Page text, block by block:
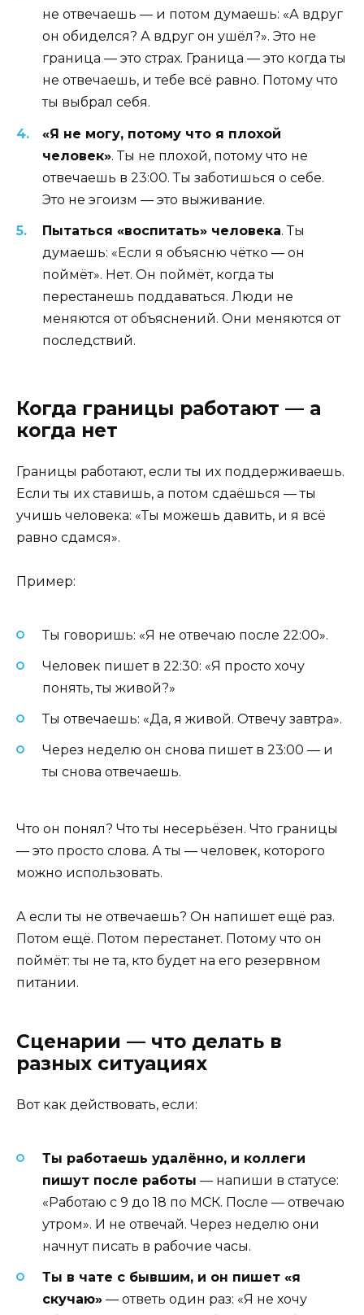
не отвечаешь — и потом думаешь: «А вдруг
он обиделся? А вдруг он ушёл?». Это не
граница — это страх. Граница — это когда ты
не отвечаешь, и тебе всё равно. Потому что
ты выбрал себя.
«Я не могу, потому что я плохой
человек». Ты не плохой, потому что не
отвечаешь в 23:00. Ты заботишься о себе.
Это не эгоизм — это выживание.
Пытаться «воспитать» человека. Ты
думаешь: «Если я объясню чётко — он
поймёт». Нет. Он поймёт, когда ты
перестанешь поддаваться. Люди не
меняются от объяснений. Они меняются от
последствий.
Когда границы работают — а
когда нет
Границы работают, если ты их поддерживаешь.
Если ты их ставишь, а потом сдаёшься — ты
учишь человека: «Ты можешь давить, и я всё
равно сдамся».
Пример:
Ты говоришь: «Я не отвечаю после 22:00».
Человек пишет в 22:30: «Я просто хочу
понять, ты живой?»
Ты отвечаешь: «Да, я живой. Отвечу завтра».
Через неделю он снова пишет в 23:00 — и
ты снова отвечаешь.
Что он понял? Что ты несерьёзен. Что границы
— это просто слова. А ты — человек, которого
можно использовать.
А если ты не отвечаешь? Он напишет ещё раз.
Потом ещё. Потом перестанет. Потому что он
поймёт: ты не та, кто будет на его резервном
питании.
Сценарии — что делать в
разных ситуациях
Вот как действовать, если:
Ты работаешь удалённо, и коллеги
пишут после работы — напиши в статусе:
«Работаю с 9 до 18 по МСК. После — отвечаю
утром». И не отвечай. Через неделю они
начнут писать в рабочие часы.
Ты в чате с бывшим, и он пишет «я
скучаю» — ответь один раз: «Я не хочу